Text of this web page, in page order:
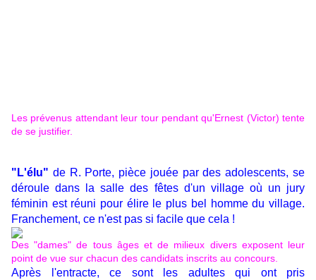
Les prévenus attendant leur tour pendant qu'Ernest (Victor) tente
de se justifier.
"L'élu" de R. Porte, pièce jouée par des adolescents, se
déroule dans la salle des fêtes d'un village où un jury
féminin est réuni pour élire le plus bel homme du village.
Franchement, ce n'est pas si facile que cela !
Des "dames" de tous âges et de milieux divers exposent leur
point de vue sur chacun des candidats inscrits au concours.
Après l'entracte, ce sont les adultes qui ont pris